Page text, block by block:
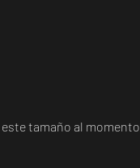
tamaño al momento